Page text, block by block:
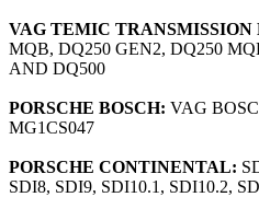
VAG TEMIC TRANSMISSION
MQB, DQ250 GEN2, DQ250
AND DQ500
PORSCHE BOSCH: VAG
MG1CS047
PORSCHE CONTINENTAL:
SDI8, SDI9, SDI10.1, SDI10.2,